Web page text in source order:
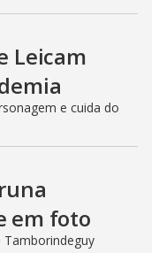
Leicam
e cuida do
em foto